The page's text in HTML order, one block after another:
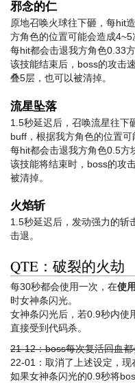
邪念的仁
原地召唤火球往下砸，每hit
方角色的位置可能会造成4~5
每hit都会击退我方角色0.33方
该技能结束后，boss的攻击
叠5层，也可以被清掉。
流星坠落
1.5秒延迟后，召唤流星往下
buff，根据我方角色的位置可
每hit都会击退我方角色0.5方
该技能将结束时，boss的攻
被清掉。
火焰斩
1.5秒延迟后，发动强力的斩
击退。
QTE：破裂的火劫
每30秒都会使用一次，在使
时女神条闪光。
女神条闪光后，若0.9秒内使
直接受到代码杀。
21-12：boss每次复活回血
22-01：取消了上述设定，现
如果女神条闪光的0.9秒将